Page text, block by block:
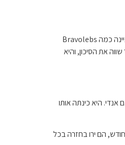
הת'ר התלוצצה שלפעמים, הם יכולים להשתמש יותר באלכוהול. כך או כך, היא הרגישה שעקרות הבית האמיתיות היוותה פלטפורמה חיובית לעשרות הנשים שהחזיקו בתואר. היא ציינה כמה Bravolebs
את הסיכון, והיא
היא כינתה אותו
הם ירו בחזרה בכל